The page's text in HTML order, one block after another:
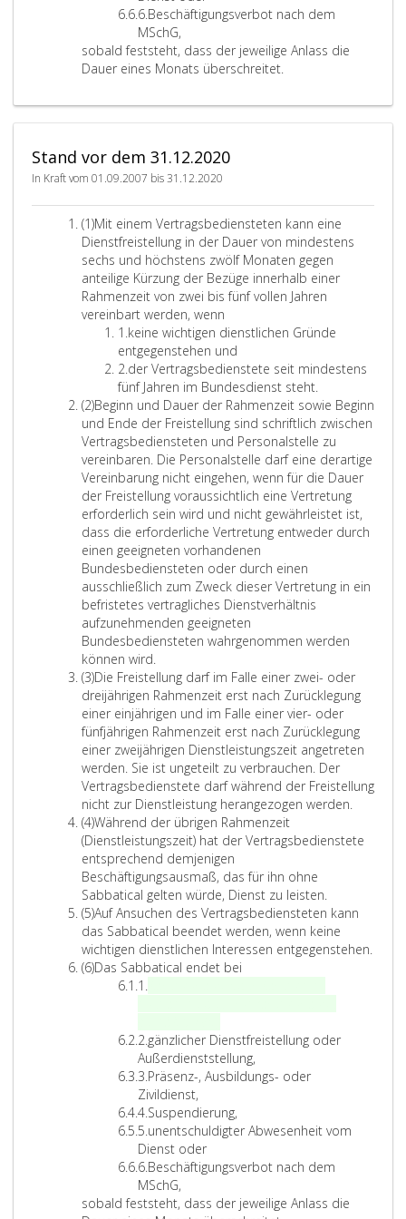
l
u
b
d
e
K
a
n
z
(
m
i
t
A
u
s
n
h
m
e
d
e
s
F
r
ü
h
k
a
r
n
z
u
r
l
a
u
b
s
g
e
m
ä
ß
P
a
r
a
p
h
9
o
)
r
3
f
e
r
4
f
f
e
r
6.Z
i
f
f
r
6
Beschäftigungsverbot nach dem
MSchG,
sobald feststeht, dass der jeweilige Anlass die
Dauer eines Monats überschreitet.
Stand vor dem 31.12.2020
In Kraft vom 01.09.2007 bis 31.12.2020
(1)A
b
s
a
t
z
Mit einem Vertragsbediensteten kann eine
Dienstfreistellung in der Dauer von mindestens
sechs und höchstens zwölf Monaten gegen
anteilige Kürzung der Bezüge innerhalb einer
Rahmenzeit von zwei bis fünf vollen Jahren
vereinbart werden, wenn
1.Z
i
f
f
e
r
e
i
n
s
keine wichtigen dienstlichen Gründe
entgegenstehen und
2.Z
i
f
f
e
r
2
der Vertragsbedienstete seit mindestens
fünf Jahren im Bundesdienst steht.
(2)A
b
s
a
t
z
2
Beginn und Dauer der Rahmenzeit sowie Beginn
und Ende der Freistellung sind schriftlich zwischen
Vertragsbediensteten und Personalstelle zu
vereinbaren. Die Personalstelle darf eine derartige
Vereinbarung nicht eingehen, wenn für die Dauer
der Freistellung voraussichtlich eine Vertretung
erforderlich sein wird und nicht gewährleistet ist,
dass die erforderliche Vertretung entweder durch
einen geeigneten vorhandenen
Bundesbediensteten oder durch einen
ausschließlich zum Zweck dieser Vertretung in ein
befristetes vertragliches Dienstverhältnis
aufzunehmenden geeigneten
Bundesbediensteten wahrgenommen werden
können wird.
(3)A
b
s
a
t
z
3
Die Freistellung darf im Falle einer zwei- oder
dreijährigen Rahmenzeit erst nach Zurücklegung
einer einjährigen und im Falle einer vier- oder
fünfjährigen Rahmenzeit erst nach Zurücklegung
einer zweijährigen Dienstleistungszeit angetreten
werden. Sie ist ungeteilt zu verbrauchen. Der
Vertragsbedienstete darf während der Freistellung
nicht zur Dienstleistung herangezogen werden.
(4)A
b
s
a
t
z
4
Während der übrigen Rahmenzeit
(Dienstleistungszeit) hat der Vertragsbedienstete
entsprechend demjenigen
Beschäftigungsausmaß, das für ihn ohne
Sabbatical gelten würde, Dienst zu leisten.
(5)A
b
s
a
Auf Ansuchen des Vertragsbediensteten kann
das Sabbatical beendet werden, wenn keine
wichtigen dienstlichen Interessen entgegenstehen.
(6)ADas Sabbatical endet bei
1.
f
e
r
e
i
n
s
a
r
e
z
u
l
u
2.Z
i
f
f
e
r
2
gänzlicher Dienstfreistellung oder
Außerdienststellung,
3.Z
i
f
f
e
r
3
Präsenz-, Ausbildungs- oder
Zivildienst,
4.Z
i
f
f
e
r
Suspendierung,
5.Z
i
f
f
e
unentschuldigter Abwesenheit vom
Dienst oder
6.Z
i
f
Beschäftigungsverbot nach dem
MSchG,
sobald feststeht, dass der jeweilige Anlass die